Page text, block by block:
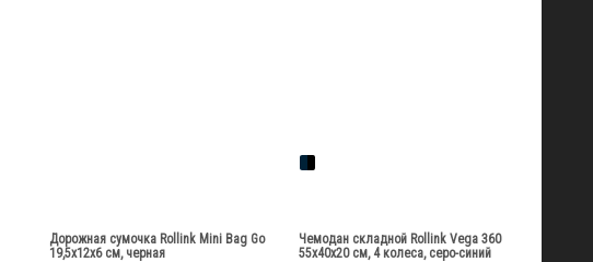
Дорожная сумочка Rollink Mini Bag Go
19,5x12x6 см, черная
Чемодан складной Rollink Vega 360
55x40x20 см, 4 колеса, серо-синий